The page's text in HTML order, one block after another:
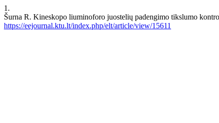
1.
Šurna R. Kineskopo liuminoforo juostelių padengimo tikslumo
https://eejournal.ktu.lt/index.php/elt/article/view/15611